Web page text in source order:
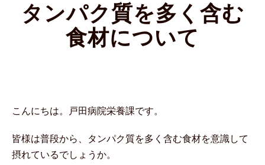
タンパク質を多く含む
食材について
こんにちは。戸田病院栄養課です。
皆様は普段から、タンパク質を多く含む食材を意識して
摂れているでしょうか。